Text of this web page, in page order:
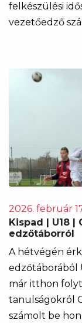
felkészülési
vezetőedző
2026. február
Kispad | U18
edzőtáborról
A hétvégén
edzőtáborából
már itthon
tanulságokról
számolt be